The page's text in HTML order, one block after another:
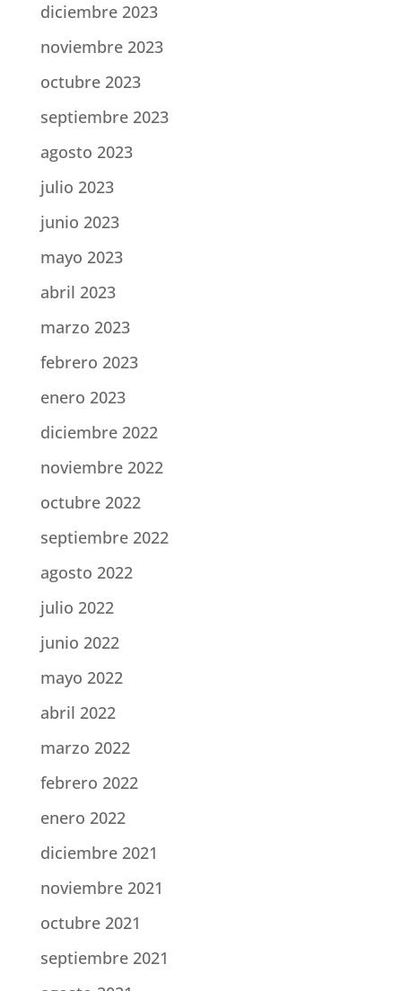
diciembre 2023
noviembre 2023
octubre 2023
septiembre 2023
agosto 2023
julio 2023
junio 2023
mayo 2023
abril 2023
marzo 2023
febrero 2023
enero 2023
diciembre 2022
noviembre 2022
octubre 2022
septiembre 2022
agosto 2022
julio 2022
junio 2022
mayo 2022
abril 2022
marzo 2022
febrero 2022
enero 2022
diciembre 2021
noviembre 2021
octubre 2021
septiembre 2021